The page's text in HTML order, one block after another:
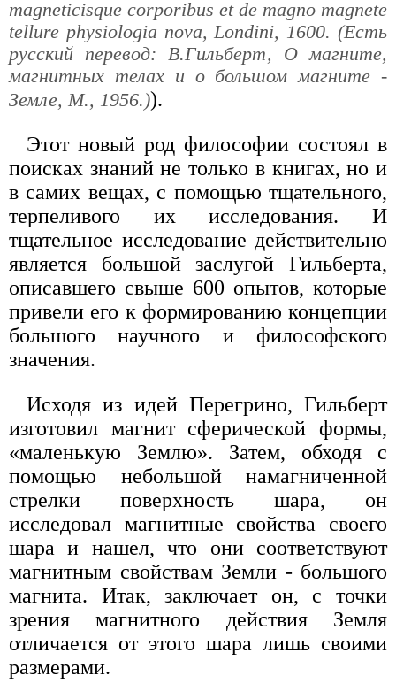
magneticisque corporibus et de magno magnete
tellure physiologia nova, Londini, 1600. (Есть
русский перевод: В.Гильберт, О магните,
магнитных телах и о большом магните -
Земле, М., 1956.)).
Этот новый род философии состоял в
поисках знаний не только в книгах, но и
в самих вещах, с помощью тщательного,
терпеливого их исследования. И
тщательное исследование действительно
является большой заслугой Гильберта,
описавшего свыше 600 опытов, которые
привели его к формированию концепции
большого научного и философского
значения.
Исходя из идей Перегрино, Гильберт
изготовил магнит сферической формы,
«маленькую Землю». Затем, обходя с
помощью небольшой намагниченной
стрелки поверхность шара, он
исследовал магнитные свойства своего
шара и нашел, что они соответствуют
магнитным свойствам Земли - большого
магнита. Итак, заключает он, с точки
зрения магнитного действия Земля
отличается от этого шара лишь своими
размерами.